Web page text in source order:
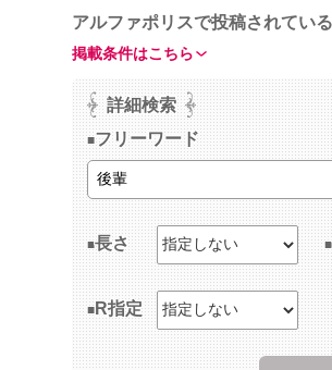
アルファポリスで投稿されてい
掲載条件はこちら
詳細検索
フリーワード
長さ
R指定